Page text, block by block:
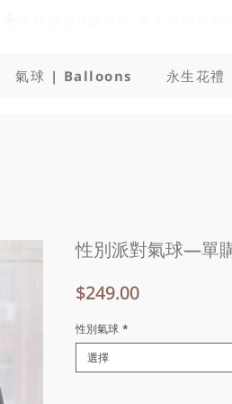
氣球 | Balloons 永生花
性別派對氣球—單
$249.00價
性別氣球 *
選擇